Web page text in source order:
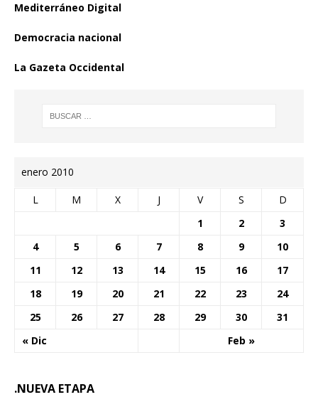
Mediterráneo Digital
Democracia nacional
La Gazeta Occidental
enero 2010
L M X J V S D
« Dic Feb »
1 2
3
4
5 6 7 8 9
10
11
12 13 14 15 16
17
18
19 20 21 22 23
24
25
26 27 28 29 30 31
.NUEVA ETAPA